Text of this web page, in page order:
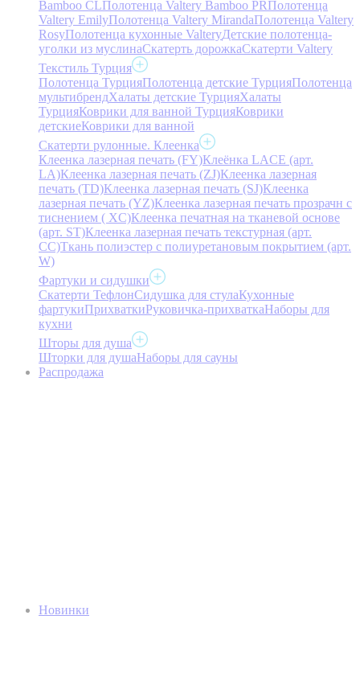
Bamboo CLПолотенца Valtery Bamboo PRПолотенца
Valtery EmilyПолотенца Valtery MirandaПолотенца Valtery
RosyПолотенца кухонные ValteryДетские полотенца-
уголки из муслинаСкатерть дорожкаСкатерти Valtery
Текстиль Турция
Полотенца ТурцияПолотенца детские ТурцияПолотенца
мультибрендХалаты детские ТурцияХалаты
ТурцияКоврики для ванной ТурцияКоврики
детскиеКоврики для ванной
Скатерти рулонные. Клеенка
Клеенка лазерная печать (FY)Клеёнка LACE (арт.
LA)Клеенка лазерная печать (ZJ)Клеенка лазерная
печать (TD)Клеенка лазерная печать (SJ)Клеенка
лазерная печать (YZ)Клеенка лазерная печать прозрачн с
тиснением ( XC)Клеенка печатная на тканевой основе
(арт. ST)Клеенка лазерная печать текстурная (арт.
CC)Ткань полиэстер с полиуретановым покрытием (арт.
W)
Фартуки и сидушки
Скатерти ТефлонСидушка для стулаКухонные
фартукиПрихваткиРуковичка-прихваткаНаборы для
кухни
Шторы для душа
Шторки для душаНаборы для сауны
Распродажа
Новинки